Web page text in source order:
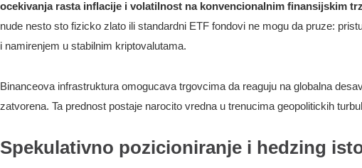
ocekivanja rasta inflacije i volatilnost na konvencionalnim finansijskim
nude nesto sto fizicko zlato ili standardni ETF fondovi ne mogu da pruze:
i namirenjem u stabilnim kriptovalutama.
Binanceova infrastruktura omogucava trgovcima da reaguju na globalna
zatvorena. Ta prednost postaje narocito vredna u trenucima geopolitickih
Spekulativno pozicioniranje i hedzing